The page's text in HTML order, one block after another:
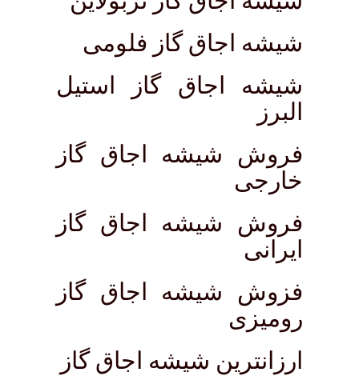
شیشه اجاق گاز فلومی
شیشه اجاق گاز استیل
البرز
فروش شیشه اجاق گاز
خارجی
فروش شیشه اجاق گاز
ایرانی
فزوش شیشه اجاق گاز
رومیزی
ارزانترین شیشه اجاق گاز